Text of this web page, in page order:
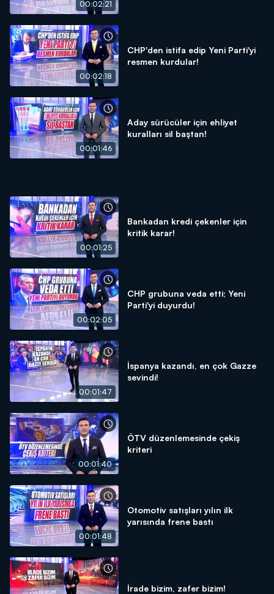
00:02:21
00:02:18
CHP'den istifa edip Yeni Parti'yi
resmen kurdular!
00:01:46
Aday sürücüler için ehliyet
kuralları sil baştan!
00:01:25
Bankadan kredi çekenler için
kritik karar!
00:02:05
CHP grubuna veda etti; Yeni
Parti'yi duyurdu!
00:01:47
İspanya kazandı, en çok Gazze
sevindi!
00:01:40
ÖTV düzenlemesinde çekiş
kriteri
00:01:48
Otomotiv satışları yılın ilk
yarısında frene bastı
İrade bizim, zafer bizim!